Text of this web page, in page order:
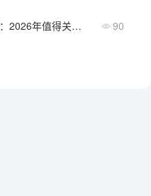
内网聊天软件推荐：2026年值得关注的5款安全部署方案 90